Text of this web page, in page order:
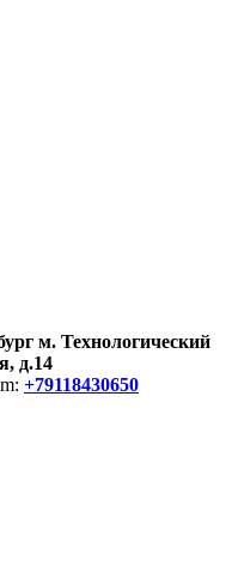
м. Технологический
д.14
+79118430650